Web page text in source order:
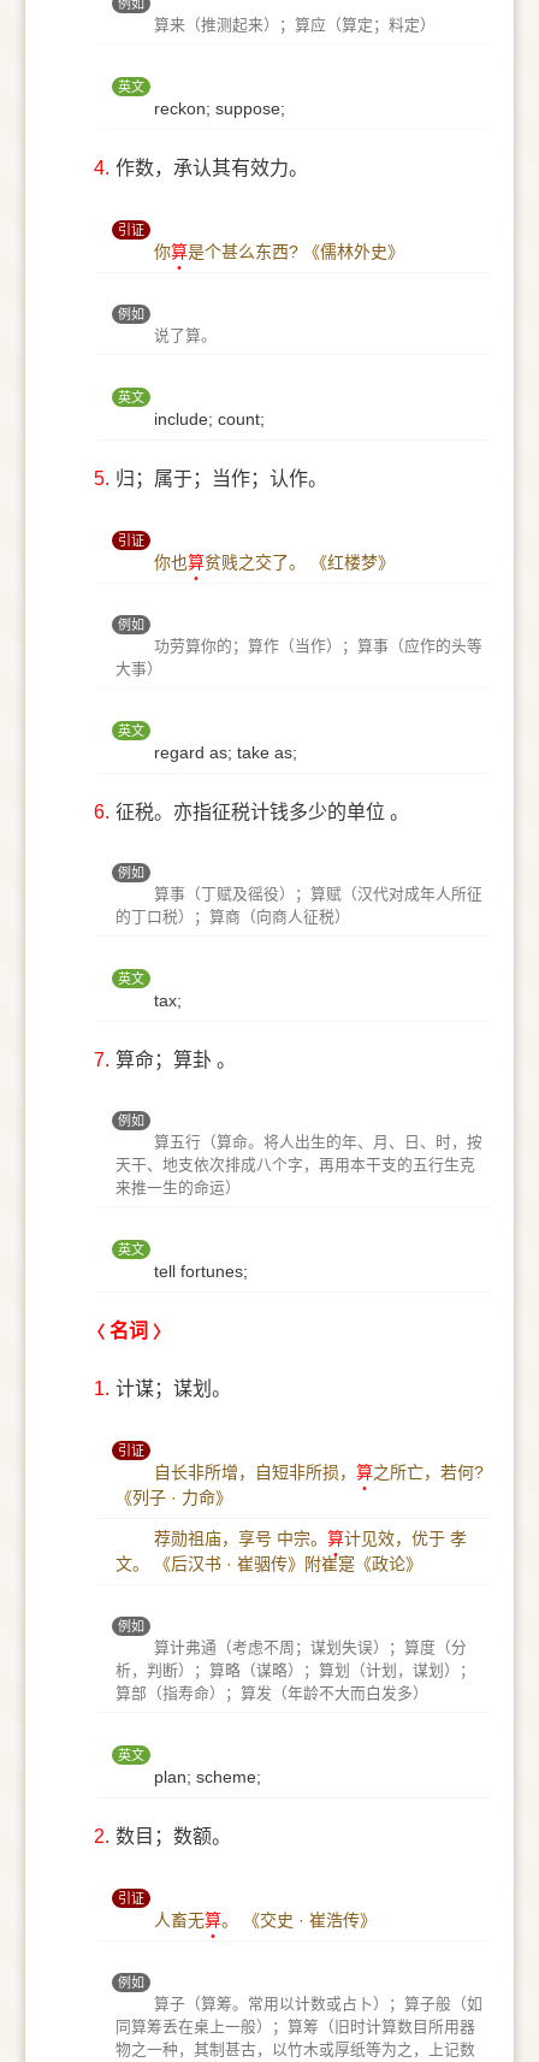
例如
算来（推测起来）；算应（算定；料定）
英文
reckon; suppose;
4. 作数，承认其有效力。
引证
你算是个甚么东西? 《儒林外史》
例如
说了算。
英文
include; count;
5. 归；属于；当作；认作。
引证
你也算贫贱之交了。 《红楼梦》
例如
功劳算你的；算作（当作）；算事（应作的头等
大事）
英文
regard as; take as;
6. 征税。亦指征税计钱多少的单位 。
例如
算事（丁赋及徭役）；算赋（汉代对成年人所征
的丁口税）；算商（向商人征税）
英文
tax;
7. 算命；算卦 。
例如
算五行（算命。将人出生的年、月、日、时，按
天干、地支依次排成八个字，再用本干支的五行生克
来推一生的命运）
英文
tell fortunes;
名词
1. 计谋；谋划。
引证
自长非所增，自短非所损， 算之所亡，若何?
《列子 · 力命》
荐勋祖庙，享号 中宗。 算计见效，优于 孝
文。
《后汉书 · 崔骃传》附崔寔《政论》
例如
算计弗通（考虑不周；谋划失误）；算度（分
析，判断）；算略（谋略）；算划（计划，谋划）；
算部（指寿命）；算发（年龄不大而白发多）
英文
plan; scheme;
2. 数目；数额。
引证
人畜无算。 《交史 · 崔浩传》
例如
算子（算筹。常用以计数或占卜）；算子般（如
同算筹丢在桌上一般）；算筹（旧时计算数目所用器
物之一种，其制甚古，以竹木或厚纸等为之，上记数